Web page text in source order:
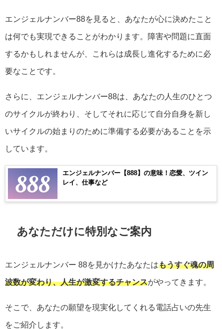
エンジェルナンバー88を見ると、あなたが心に決めたこと
は何でも実現できることがわかります。障害や問題に直面
するかもしれませんが、これらは成長し進化するために必
要なことです。
さらに、エンジェルナンバー88は、あなたの人生のひとつ
のサイクルが終わり、そしてそれに応じて自分自身を新し
いサイクルの始まりのために準備する必要があることを示
しています。
エンジェルナンバー【888】の意味！恋愛、ツイン
レイ、仕事など
あなただけに特別なご案内
エンジェルナンバー 88を見かけたあなたはもうすぐ魂の周
波数が変わり、人生が激変するチャンスがやってきます。
そこで、あなたの願望を現実化してくれる電話占いの先生
をご紹介します。